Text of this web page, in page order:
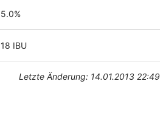
5.0%
18 IBU
Letzte Änderung: 14.01.2013 22:49